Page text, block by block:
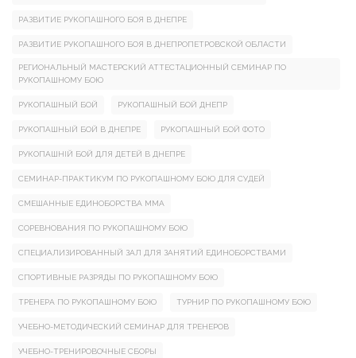
РАЗВИТИЕ РУКОПАШНОГО БОЯ В ДНЕПРЕ
РАЗВИТИЕ РУКОПАШНОГО БОЯ В ДНЕПРОПЕТРОВСКОЙ ОБЛАСТИ
РЕГИОНАЛЬНЫЙ МАСТЕРСКИЙ АТТЕСТАЦИОННЫЙ СЕМИНАР ПО
РУКОПАШНОМУ БОЮ
РУКОПАШНЫЙ БОЙ РУКОПАШНЫЙ БОЙ ДНЕПР
РУКОПАШНЫЙ БОЙ В ДНЕПРЕ РУКОПАШНЫЙ БОЙ ФОТО
РУКОПАШНІЙ БОЙ ДЛЯ ДЕТЕЙ В ДНЕПРЕ
СЕМИНАР-ПРАКТИКУМ ПО РУКОПАШНОМУ БОЮ ДЛЯ СУДЕЙ
СМЕШАННЫЕ ЕДИНОБОРСТВА ММА
СОРЕВНОВАНИЯ ПО РУКОПАШНОМУ БОЮ
СПЕЦИАЛИЗИРОВАННЫЙ ЗАЛ ДЛЯ ЗАНЯТИЙ ЕДИНОБОРСТВАМИ
СПОРТИВНЫЕ РАЗРЯДЫ ПО РУКОПАШНОМУ БОЮ
ТРЕНЕРА ПО РУКОПАШНОМУ БОЮ ТУРНИР ПО РУКОПАШНОМУ БОЮ
УЧЕБНО-МЕТОДИЧЕСКИЙ СЕМИНАР ДЛЯ ТРЕНЕРОВ
УЧЕБНО-ТРЕНИРОВОЧНЫЕ СБОРЫ